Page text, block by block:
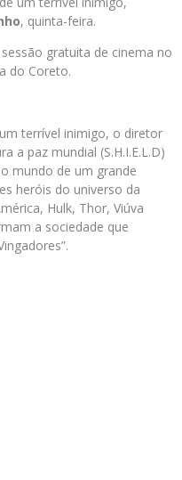
, quinta-feira.
gratuita de cinema no
do Coreto.
terrível inimigo, o diretor
a paz mundial (S.H.I.E.L.D)
mundo de um grande
heróis do universo da
Hulk, Thor, Viúva
a sociedade que